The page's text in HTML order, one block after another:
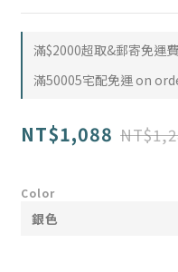
滿$2000超取&郵寄免運
滿50005宅配免運 on
NT$1,088
Color